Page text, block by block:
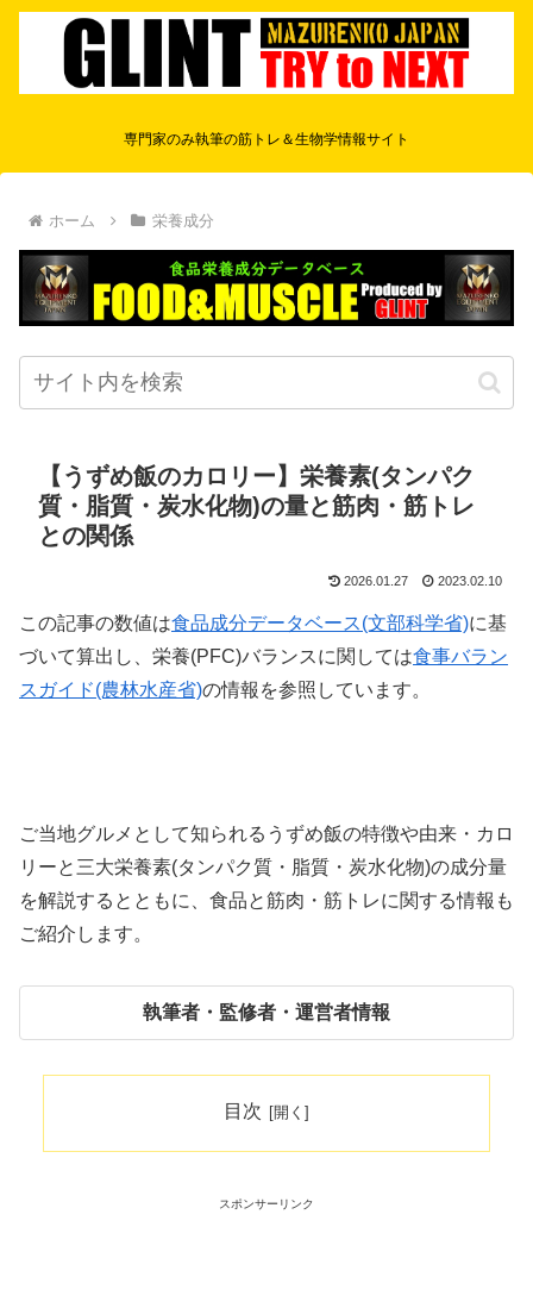
専門家のみ執筆の筋トレ＆生物学情報サイト
ホーム 栄養成分
【うずめ飯のカロリー】栄養素(タンパク
質・脂質・炭水化物)の量と筋肉・筋トレ
との関係
2026.01.27 2023.02.10
この記事の数値は食品成分データベース(文部科学省)に基
づいて算出し、栄養(PFC)バランスに関しては食事バラン
スガイド(農林水産省)の情報を参照しています。
ご当地グルメとして知られるうずめ飯の特徴や由来・カロ
リーと三大栄養素(タンパク質・脂質・炭水化物)の成分量
を解説するとともに、食品と筋肉・筋トレに関する情報も
ご紹介します。
執筆者・監修者・運営者情報
目次
スポンサーリンク